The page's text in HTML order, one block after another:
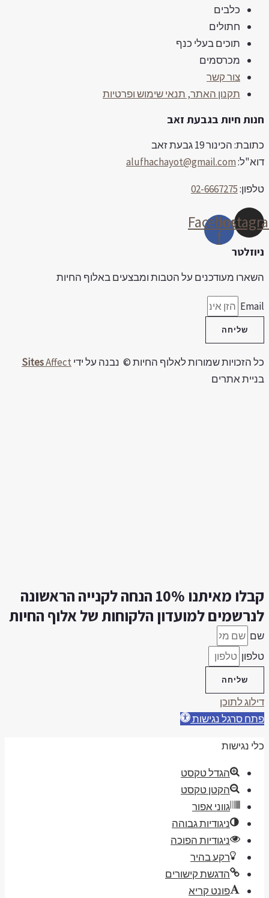
en
s
a
l
e
כלבים
חתולים
תוכים בעלי כנף
מכרסמים
צור קשר
תקנון האתר, תנאי שימוש ופרטיות
חיות בגבעת זאב
הכינור 19 גבעת זאב
alufhachayot@gmail.com
02-6667275
Facebook-
f
מעודכנים על הטבות ומבצעים באלוף החיות
שליחה
הזכויות שמורות לאלוף החיות © נבנה על ידי SitesAffect
אתרים
קבלו מאיתנו 10% הנחה לקנייה הראשונה
למועדון הלקוחות של אלוף החיות
שליחה
לתוכן
סרגל נגישות
נגישות
הגדל טקסט
הקטן טקסט
גווני אפור
ניגודיות גבוהה
ניגודיות הפוכה
רקע בהיר
הדגשת קישורים
פונט קריא